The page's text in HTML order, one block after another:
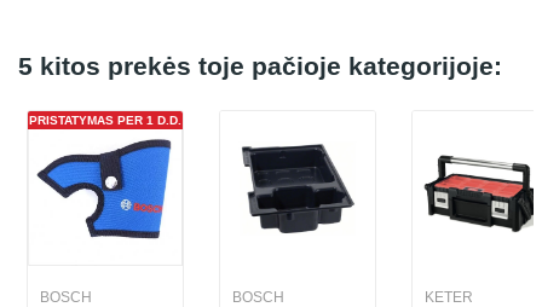
5 kitos prekės toje pačioje kategorijoje:
PRISTATYMAS PER 1 D.D.
BOSCH BOSCH KETER